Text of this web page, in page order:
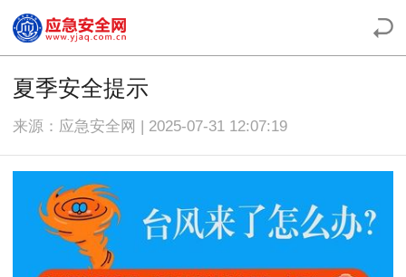
夏季安全提示
来源：应急安全网 | 2025-07-31 12:07:19